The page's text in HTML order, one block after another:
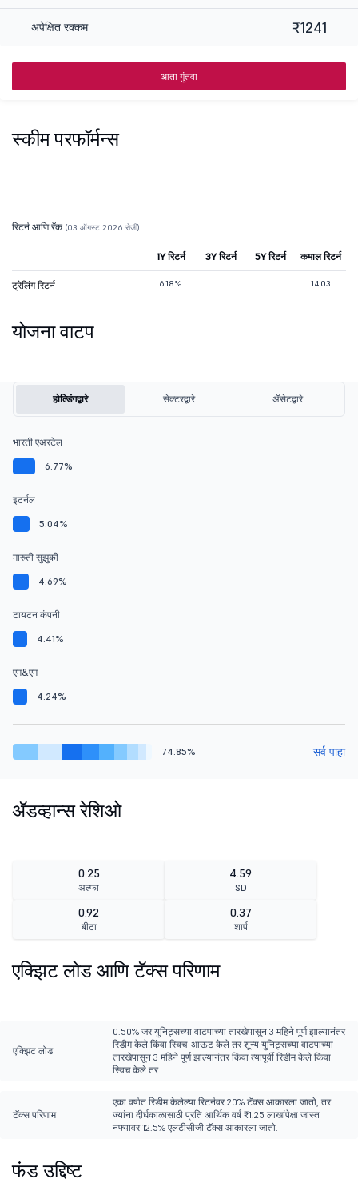
अपेक्षित रक्कम ₹1241
आता गुंतवा
स्कीम परफॉर्मन्स
रिटर्न आणि रँक (03 ऑगस्ट 2026 रोजी)
1Y रिटर्न 3Y रिटर्न 5Y रिटर्न कमाल रिटर्न
ट्रेलिंग रिटर्न 6.18% 14.03
योजना वाटप
होल्डिंगद्वारे सेक्टरद्वारे ॲसेटद्वारे
भारती एअरटेल
6.77%
इटर्नल
5.04%
मारुती सुझुकी
4.69%
टायटन कंपनी
4.41%
एम&एम
4.24%
74.85% सर्व पाहा
ॲडव्हान्स रेशिओ
0.25
अल्फा
4.59
SD
0.92
बीटा
0.37
शार्प
एक्झिट लोड आणि टॅक्स परिणाम
एक्झिट लोड
0.50% जर युनिट्सच्या वाटपाच्या तारखेपासून 3 महिने पूर्ण झाल्यानंतर
रिडीम केले किंवा स्विच-आऊट केले तर शून्य युनिट्सच्या वाटपाच्या
तारखेपासून 3 महिने पूर्ण झाल्यानंतर किंवा त्यापूर्वी रिडीम केले किंवा
स्विच केले तर.
टॅक्स परिणाम
एका वर्षात रिडीम केलेल्या रिटर्नवर 20% टॅक्स आकारला जातो, तर
ज्यांना दीर्घकाळासाठी प्रति आर्थिक वर्ष ₹1.25 लाखांपेक्षा जास्त
नफ्यावर 12.5% एलटीसीजी टॅक्स आकारला जातो.
फंड उद्दिष्ट